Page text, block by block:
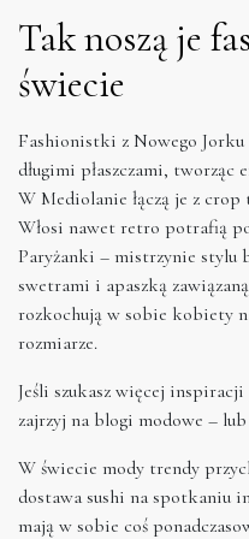
Tak noszą je
świecie
Fashionistki z Nowego Jorku
długimi płaszczami,
W Mediolanie łączą je z
Włosi nawet retro potrafią
Paryżanki – mistrzynie stylu
swetrami i apaszką
rozkochują w sobie kobiety
rozmiarze.
Jeśli szukasz więcej
zajrzyj na blogi modowe –
W świecie mody trendy
dostawa sushi na spotkaniu
mają w sobie coś